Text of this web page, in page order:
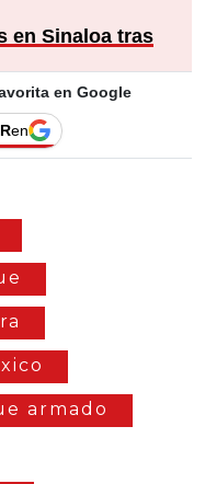
en Sinaloa tras
en Google
en
armado